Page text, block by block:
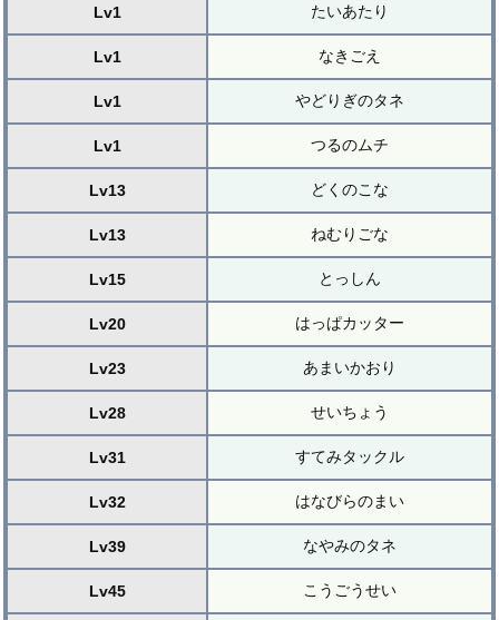
Lv1 たいあたり
Lv1 なきごえ
Lv1 やどりぎのタネ
Lv1 つるのムチ
Lv13 どくのこな
Lv13 ねむりごな
Lv15 とっしん
Lv20 はっぱカッター
Lv23 あまいかおり
Lv28 せいちょう
Lv31 すてみタックル
Lv32 はなびらのまい
Lv39 なやみのタネ
Lv45 こうごうせい